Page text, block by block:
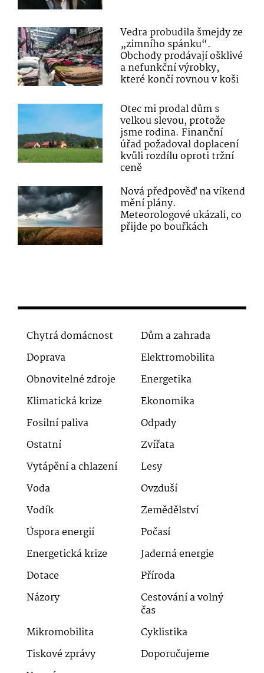
Vedra probudila šmejdy ze
„zimního spánku“.
Obchody prodávají ošklivé
a nefunkční výrobky,
které končí rovnou v koši
Otec mi prodal dům s
velkou slevou, protože
jsme rodina. Finanční
úřad požadoval doplacení
kvůli rozdílu oproti tržní
ceně
Nová předpověď na víkend
mění plány.
Meteorologové ukázali, co
přijde po bouřkách
Chytrá domácnost
Dům a zahrada
Doprava
Elektromobilita
Obnovitelné zdroje
Energetika
Klimatická krize
Ekonomika
Fosilní paliva
Odpady
Ostatní
Zvířata
Vytápění a chlazení
Lesy
Voda
Ovzduší
Vodík
Zemědělství
Úspora energií
Počasí
Energetická krize
Jaderná energie
Dotace
Příroda
Názory
Cestování a volný
čas
Mikromobilita
Cyklistika
Tiskové zprávy
Doporučujeme